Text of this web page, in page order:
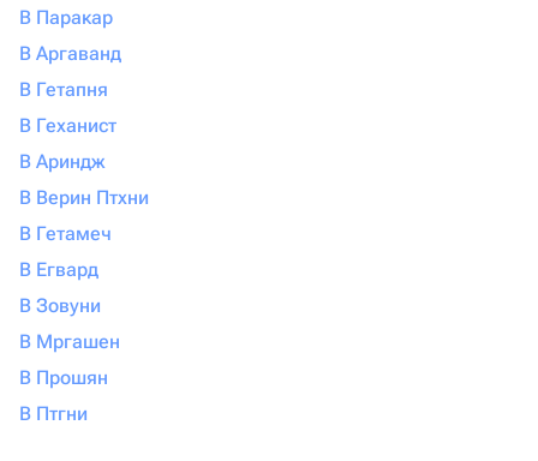
В Паракар
В Аргаванд
В Гетапня
В Геханист
В Ариндж
В Верин Птхни
В Гетамеч
В Егвард
В Зовуни
В Мргашен
В Прошян
В Птгни